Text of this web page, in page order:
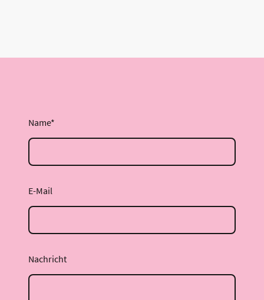
Name*
E-Mail
Nachricht